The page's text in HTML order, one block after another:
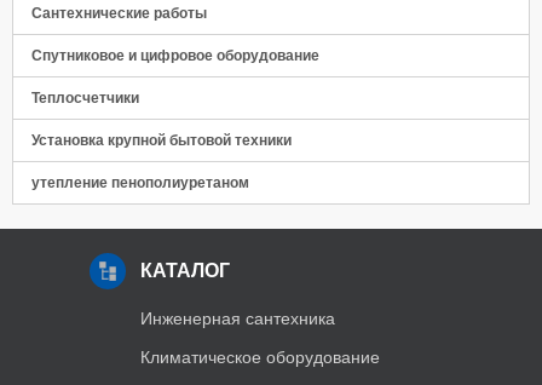
Сантехнические работы
Спутниковое и цифровое оборудование
Теплосчетчики
Установка крупной бытовой техники
утепление пенополиуретаном
КАТАЛОГ
Инженерная сантехника
Климатическое оборудование